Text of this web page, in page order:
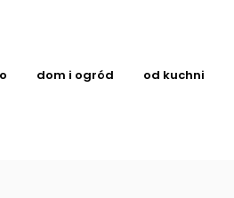
dom i ogród od kuchni